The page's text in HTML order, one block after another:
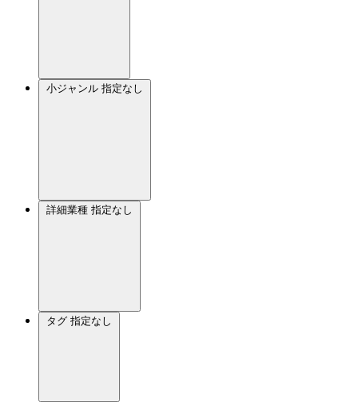
小ジャンル 指定なし
詳細業種 指定なし
タグ 指定なし